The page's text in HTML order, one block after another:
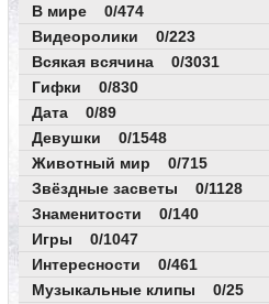
В мире 0/474
Видеоролики 0/223
Всякая всячина 0/3031
Гифки 0/830
Дата 0/89
Девушки 0/1548
Животный мир 0/715
Звёздные засветы 0/1128
Знаменитости 0/140
Игры 0/1047
Интересности 0/461
Музыкальные клипы 0/25